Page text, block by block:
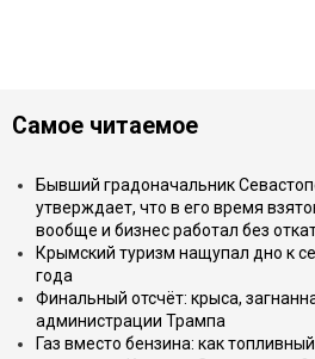
Самое читаемое
Бывший градоначальник
утверждает, что в его время
вообще и бизнес работал без
Крымский туризм нащупал дно к
года
Финальный отсчёт: крыса,
администрации Трампа
Газ вместо бензина: как